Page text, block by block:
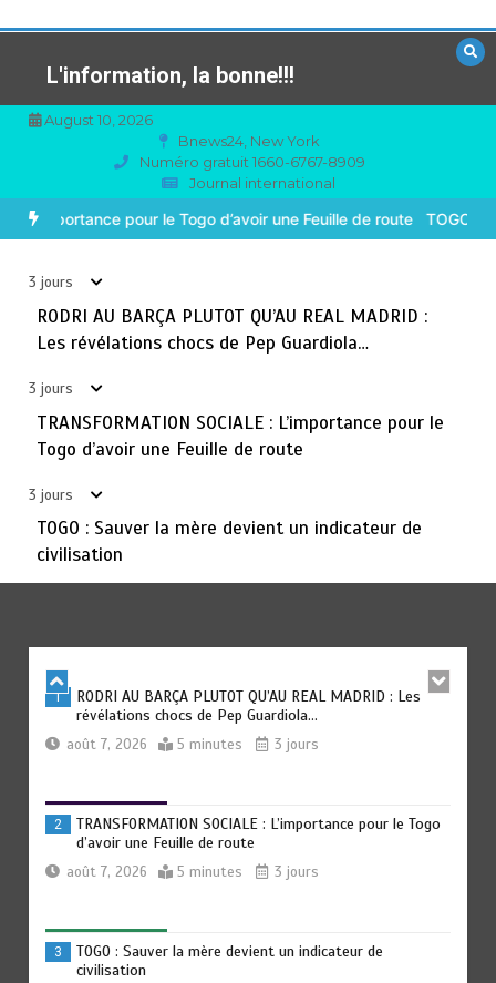
au
contenuL'information, la bonne!!!
August 10, 2026
Bnews24, New York
Numéro gratuit 1660-6767-8909
Journal international
QU’AU REAL MADRID : Les révélations chocs de Pep
3 jours
RODRI AU BARÇA PLUTOT QU’AU REAL MADRID :
Les révélations chocs de Pep Guardiola…
3 jours
TRANSFORMATION SOCIALE : L’importance pour le
Togo d’avoir une Feuille de route
3 jours
TOGO : Sauver la mère devient un indicateur de
civilisation
TOGO : Sauver la mère devient un indicateur de
4
BLITTA / SEMINAIRE NATIONAL DES GOUVERNEURS ET
PREFETS: … Vers l’optimisation du service public
RECHERCHE ET INNOVATION: Le Togo ouvre la voie pour
l’enracinement du génie génétique et de la
tourisme
1
RODRI AU BARÇA PLUTOT QU’AU REAL MADRID : Les
révélations chocs de Pep Guardiola…
août 7, 2026 5 minutes 3 jours
2
TRANSFORMATION SOCIALE : L’importance pour le Togo
d’avoir une Feuille de route
août 7, 2026 5 minutes 3 jours
3
TOGO : Sauver la mère devient un indicateur de
civilisation